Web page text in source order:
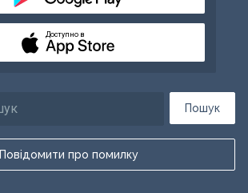
Пошук
Повідомити про помилку
Доступно в